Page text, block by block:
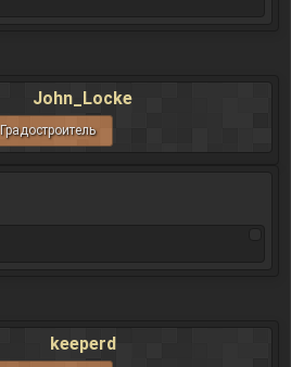
John_Locke
Градостроитель
keeperd